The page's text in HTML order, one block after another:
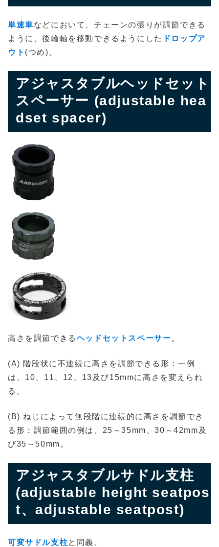
単速車などにおいて、チェーンの張りが調節できる
ように、後輪軸を移動できるようにした
ドロップア
ウト (つめ)。
アジャスタブルヘッドセット
スペーサー (adjustable hea
dset spacer)
高さを調節できる ヘッドセットスペーサー。
(A) 階段状に不連続に高さを調節できる形：一例
は、10、11、12、13及び15mmに高さを変えられ
る。
(B) ねじによって無段階に連続的に高さを調節でき
る形：調節範囲の例は、25～35mm、30～42mm及
び35～50mm。
アジャスタブルサドル支柱
(adjustable height seatpos
t、adjustable seatpost)
可変サドル支柱と同義。